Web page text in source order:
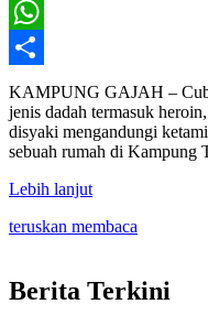
X
WhatsApp
Share
KAMPUNG GAJAH –
jenis dadah termasuk
disyaki mengandungi
sebuah rumah di Kampung
Lebih lanjut
teruskan membaca
Berita Terkini